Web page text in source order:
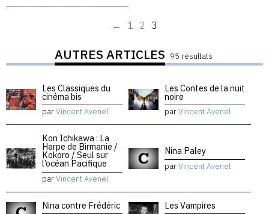
← 1 2 3
AUTRES ARTICLES 95 résultats
Les Classiques du
cinéma bis
parVincent Avenel
Les Contes de la nuit
noire
parVincent Avenel
Kon Ichikawa : La
Harpe de Birmanie /
Kokoro / Seul sur
l’océan Pacifique
parVincent Avenel
Nina Paley
parVincent Avenel
Nina contre Frédéric Les Vampires